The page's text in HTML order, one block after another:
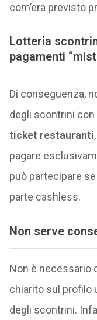
com’era previsto
Lotteria
pagamenti
Di conseguenza,
degli scontrini
ticket restauranti
pagare
può partecipare
parte cashless.
Non serve
Non è necessario
chiarito sul profilo
degli scontrini.